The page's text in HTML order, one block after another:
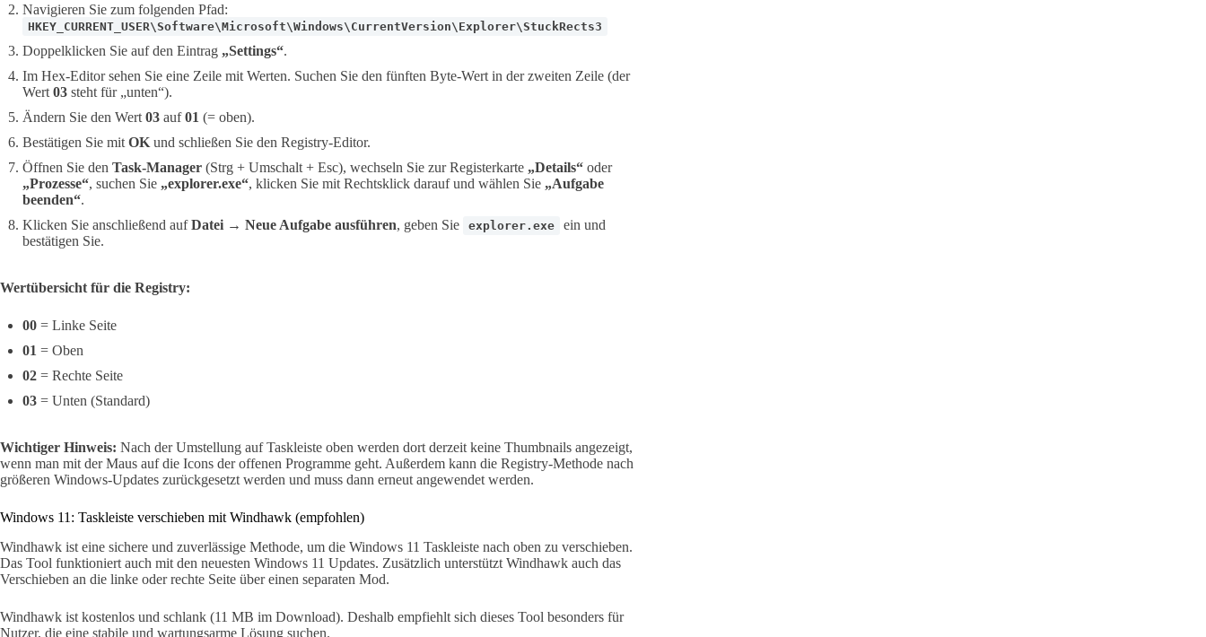
Navigieren Sie zum folgenden Pfad:
HKEY_CURRENT_USER\Software\Microsoft\Windows\CurrentVersion\Explorer\StuckRects3
Doppelklicken Sie auf den Eintrag „Settings“.
Im Hex-Editor sehen Sie eine Zeile mit Werten. Suchen Sie den fünften Byte-Wert in der zweiten Zeile (der
Wert 03 steht für „unten“).
Ändern Sie den Wert 03 auf01 (= oben).
Bestätigen Sie mit OK und schließen Sie den Registry-Editor.
Öffnen Sie den Task-Manager (Strg + Umschalt + Esc), wechseln Sie zur Registerkarte „Details“ oder
„Prozesse“, suchen Sie „explorer.exe“, klicken Sie mit Rechtsklick darauf und wählen Sie „Aufgabe
beenden“.
Klicken Sie anschließend aufDatei → Neue Aufgabe ausführen, geben Sie explorer.exe
ein und
bestätigen Sie.
Wertübersicht für die Registry:
00 = Linke Seite
01 = Oben
02 = Rechte Seite
03 = Unten (Standard)
Wichtiger Hinweis: Nach der Umstellung auf Taskleiste oben werden dort derzeit keine Thumbnails angezeigt,
wenn man mit der Maus auf die Icons der offenen Programme geht. Außerdem kann die Registry-Methode nach
größeren Windows-Updates zurückgesetzt werden und muss dann erneut angewendet werden.
Windows 11: Taskleiste verschieben mit Windhawk (empfohlen)
Windhawk ist eine sichere und zuverlässige Methode, um die Windows 11 Taskleiste nach oben zu verschieben.
Das Tool funktioniert auch mit den neuesten Windows 11 Updates. Zusätzlich unterstützt Windhawk auch das
Verschieben an die linke oder rechte Seite über einen separaten Mod.
Windhawk ist kostenlos und schlank (11 MB im Download). Deshalb empfiehlt sich dieses Tool besonders für
Nutzer, die eine stabile und wartungsarme Lösung suchen.